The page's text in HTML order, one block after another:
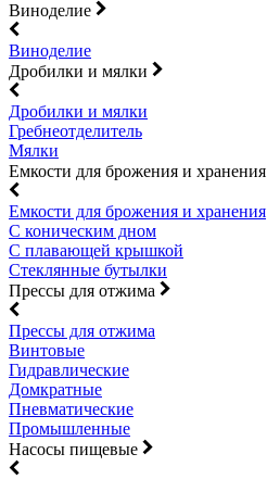
Виноделие
Виноделие
Дробилки и мялки
Дробилки и мялки
Гребнеотделитель
Мялки
Емкости для брожения и хранения
Емкости для брожения и хранения
С коническим дном
С плавающей крышкой
Стеклянные бутылки
Прессы для отжима
Прессы для отжима
Винтовые
Гидравлические
Домкратные
Пневматические
Промышленные
Насосы пищевые